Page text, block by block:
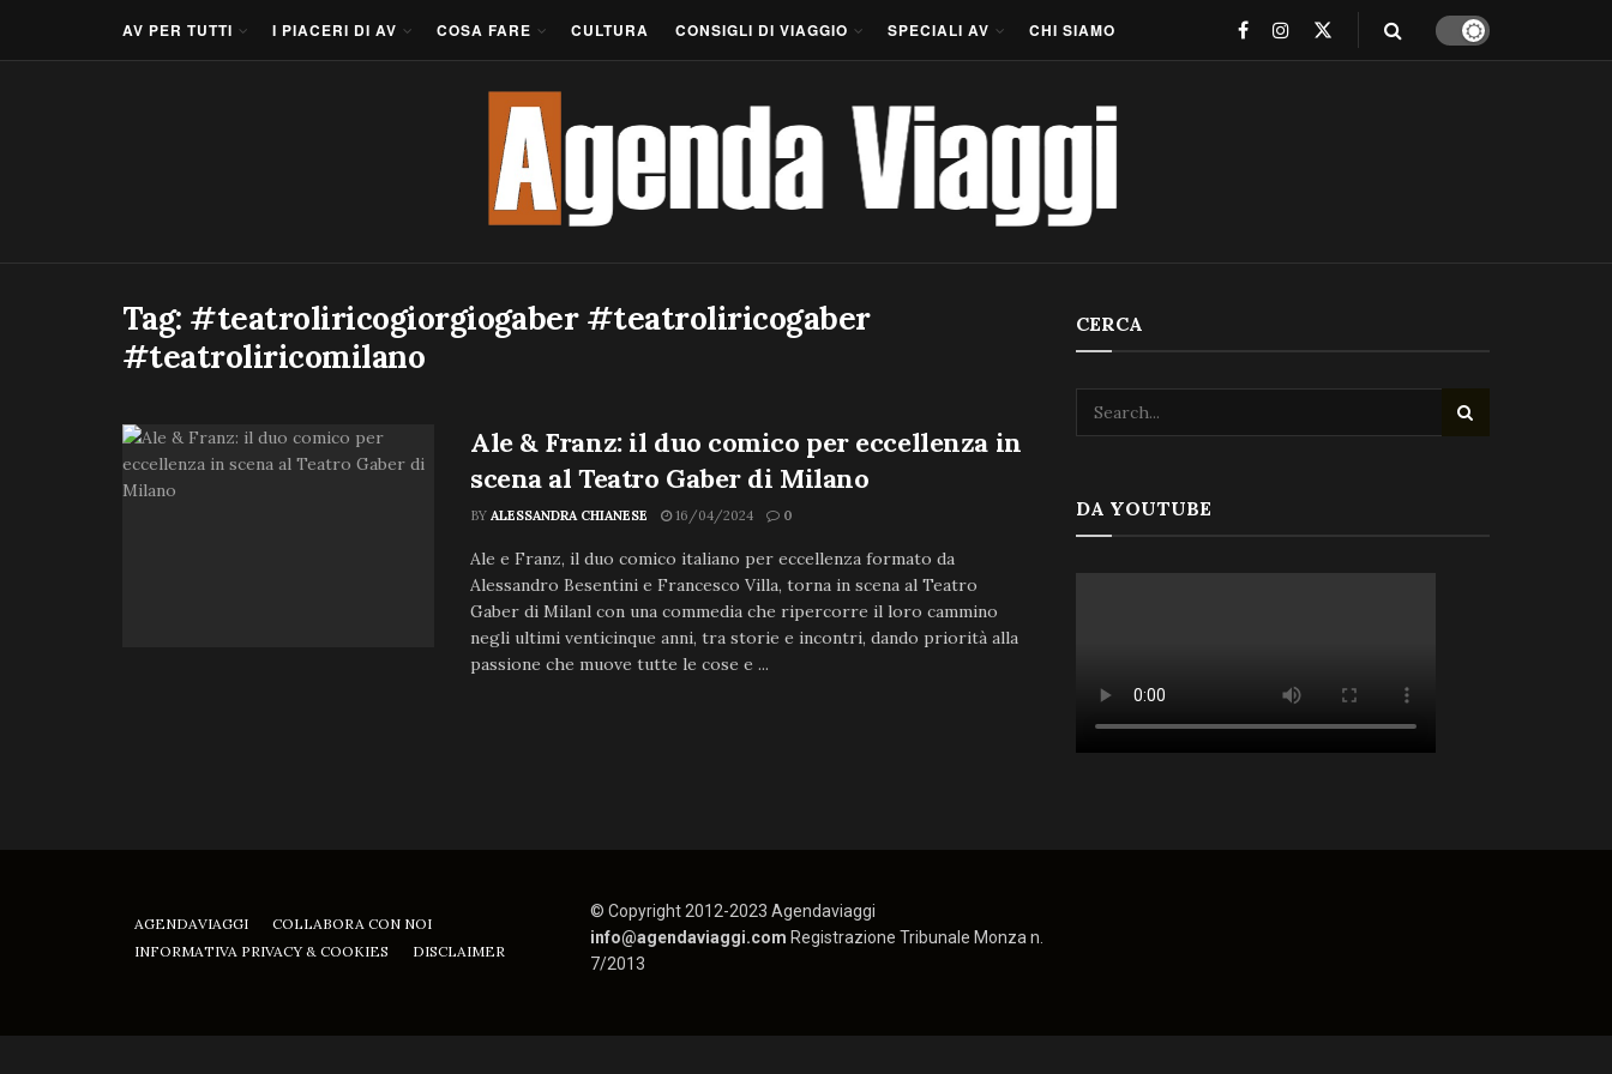
AV PER TUTTI I PIACERI DI AV COSA FARE CULTURA CONSIGLI DI VIAGGIO SPECIALI AV CHI SIAMO
Tag: #teatroliricogiorgiogaber #teatroliricogaber
#teatroliricomilano
Ale & Franz: il duo comico per eccellenza in
scena al Teatro Gaber di Milano
BY ALESSANDRA CHIANESE 16/04/2024 0
Ale e Franz, il duo comico italiano per eccellenza formato da
Alessandro Besentini e Francesco Villa, torna in scena al Teatro
Gaber di Milanl con una commedia che ripercorre il loro cammino
negli ultimi venticinque anni, tra storie e incontri, dando priorità alla
passione che muove tutte le cose e ...
CERCA
DA YOUTUBE
AGENDAVIAGGI
COLLABORA CON NOI
INFORMATIVA PRIVACY & COOKIES
DISCLAIMER
© Copyright 2012-2023 Agendaviaggi
info@agendaviaggi.com Registrazione Tribunale Monza n.
7/2013